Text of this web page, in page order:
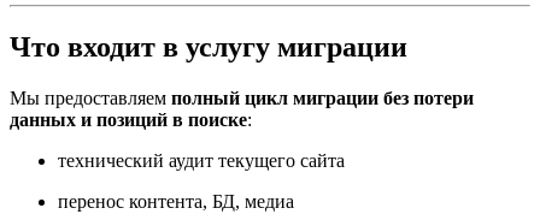
Что входит в услугу миграции
Мы предоставляем полный цикл миграции без потери
данных и позиций в поиске:
технический аудит текущего сайта
перенос контента, БД, медиа